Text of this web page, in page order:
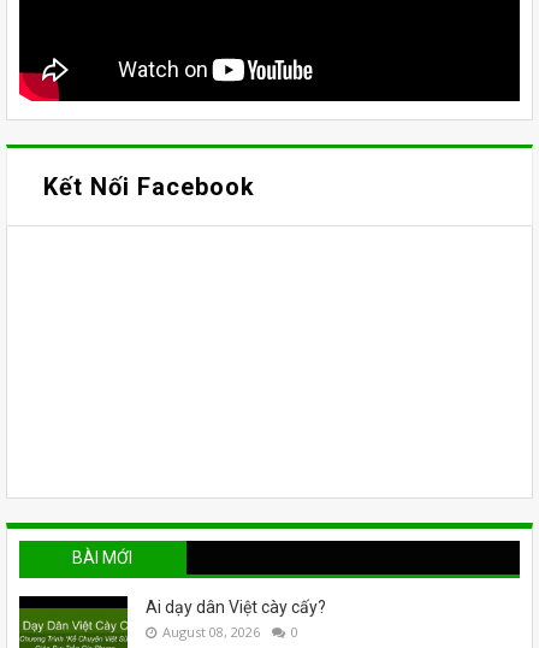
Kết Nối Facebook
BÀI MỚI
Ai dạy dân Việt cày cấy?
August 08, 2026 0